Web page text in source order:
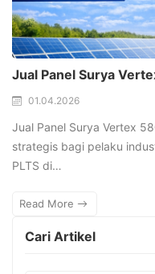
Jual Panel Surya
01.04.2026
Jual Panel Surya Vertex
strategis bagi pelaku
PLTS di…
Read More
Cari Artikel